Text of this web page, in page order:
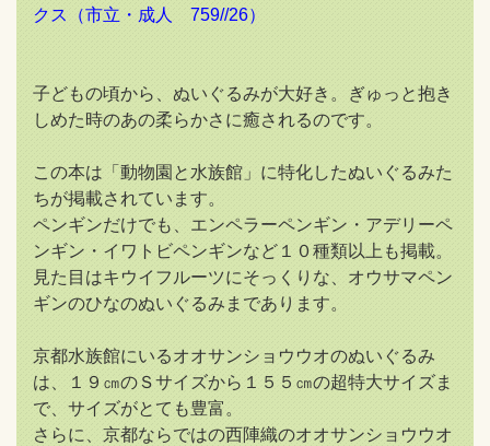
クス（市立・成人 759//26）
子どもの頃から、ぬいぐるみが大好き。ぎゅっと抱き
しめた時のあの柔らかさに癒されるのです。
この本は「動物園と水族館」に特化したぬいぐるみた
ちが掲載されています。
ペンギンだけでも、エンペラーペンギン・アデリーペ
ンギン・イワトビペンギンなど１０種類以上も掲載。
見た目はキウイフルーツにそっくりな、オウサマペン
ギンのひなのぬいぐるみまであります。
京都水族館にいるオオサンショウウオのぬいぐるみ
は、１９㎝のＳサイズから１５５㎝の超特大サイズま
で、サイズがとても豊富。
さらに、京都ならではの西陣織のオオサンショウウオ